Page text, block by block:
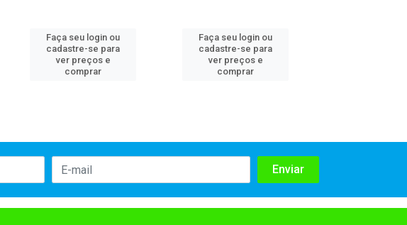
Faça seu login ou
cadastre-se para
ver preços e
comprar
Faça seu login ou
cadastre-se para
ver preços e
comprar